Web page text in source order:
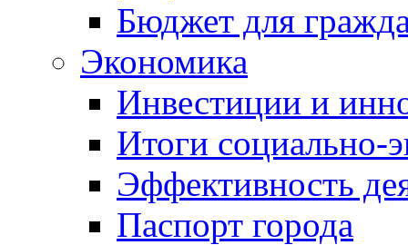
Бюджет для
Экономика
Инвестиции и
Итоги социально-
Эффективность
Паспорт города